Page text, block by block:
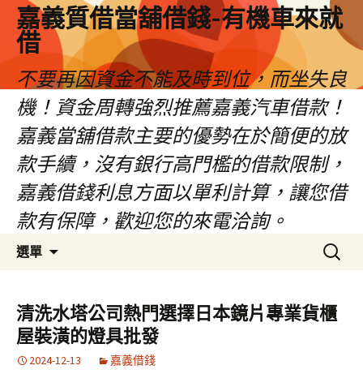
嘉義質借當舖借錢-有機車來就
借
不要再因資金不能及時到位，而坐失良
機！資金周轉強烈推薦嘉義汽車借款！
嘉義當舖借款主要的優勢在於簡便的放
款手續，沒有銀行高門檻的借款限制，
嘉義借錢利息方面以單利計算，讓您借
款有保障，歡迎您的來電洽詢。
選單
容
區
搜
尋
鍵
字:
清洗水塔公司熱門選擇日本鏡片專業貨櫃
屋裝潢的燈具批發
2024-12-13 嘉義借錢